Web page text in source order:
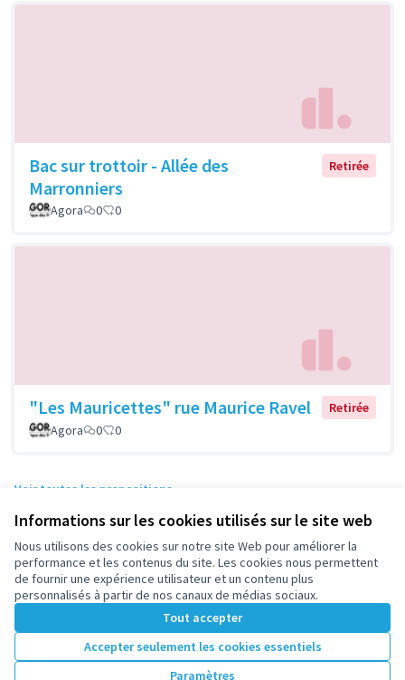
Informations sur les cookies utilisés sur le site web
Nous utilisons des cookies sur notre site Web pour améliorer la
performance et les contenus du site. Les cookies nous permettent
de fournir une expérience utilisateur et un contenu plus
personnalisés à partir de nos canaux de médias sociaux.
Tout accepter
Accepter seulement les cookies essentiels
Paramètres
Bac sur trottoir - Allée des
Marronniers
Retirée
Agora 0 0
"Les Mauricettes" rue Maurice Ravel
Retirée
Agora
0 0
Voir toutes les propositions
Conditions d'utilisation
Paramètres des cookies
participez.nanterre.fr sur X
(Lien externe)
participez.nanterre.fr sur Facebook
participez.nanterre.fr sur Instagram
participez.nanterre.fr sur YouTube
(Lien externe)
participez.nanterre.fr sur GitHub
(Lien externe)
Licence
(Lien